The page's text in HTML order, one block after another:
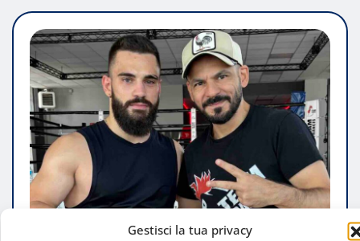
Gestisci la tua privacy